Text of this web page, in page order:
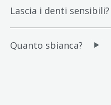
Lascia i denti sensibili?
Quanto sbianca?